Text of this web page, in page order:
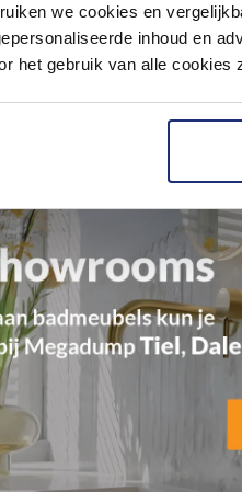
we cookies en
inhoud en
het gebruik van alle cookies